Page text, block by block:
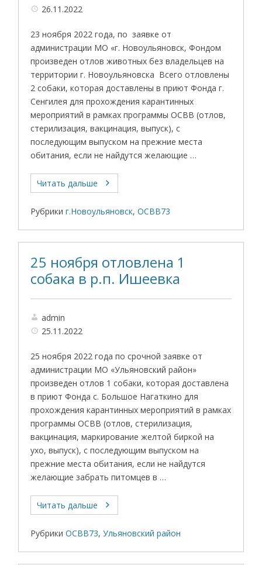
26.11.2022
23 ноября 2022 года, по заявке от
администрации МО «г. Новоульяновск, Фондом
произведен отлов животных без владельцев на
территории г. Новоульяновска Всего отловлены
2 собаки, которая доставлены в приют Фонда г.
Сенгилея для прохождения карантинных
мероприятий в рамках программы ОСВВ (отлов,
стерилизация, вакцинация, выпуск), с
последующим выпуском на прежние места
обитания, если не найдутся желающие …
Читать дальше
Рубрики г.Новоульяновск,ОСВВ73
25 ноября отловлена 1
собака в р.п. Ишеевка
admin
25.11.2022
25 ноября 2022 года по срочной заявке от
администрации МО «Ульяновский район»
произведен отлов 1 собаки, которая доставлена
в приют Фонда с. Большое Нагаткино для
прохождения карантинных мероприятий в рамках
программы ОСВВ (отлов, стерилизация,
вакцинация, маркирование желтой биркой на
ухо, выпуск), с последующим выпуском на
прежние места обитания, если не найдутся
желающие забрать питомцев в …
Читать дальше
Рубрики ОСВВ73,Ульяновский район